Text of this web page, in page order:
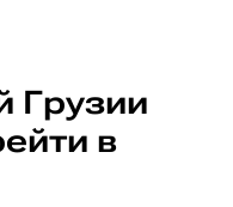
Грузии
в